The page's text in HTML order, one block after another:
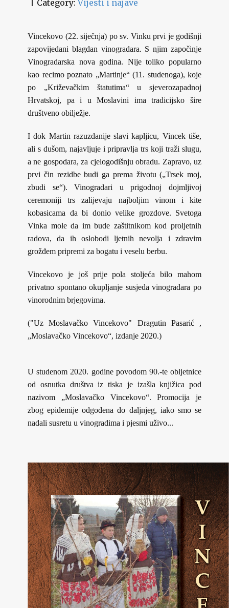
Category: Vijesti i najave
Vincekovo (22. siječnja) po sv. Vinku prvi je godišnji
zapovijedani blagdan vinogradara. S njim započinje
Vinogradarska nova godina. Nije toliko popularno
kao recimo poznato „Martinje“ (11. studenoga), koje
po „Križevačkim štatutima“ u sjeverozapadnoj
Hrvatskoj, pa i u Moslavini ima tradicijsko šire
društveno obilježje.
I dok Martin razuzdanije slavi kapljicu, Vincek tiše,
ali s dušom, najavljuje i pripravlja trs koji traži slugu,
a ne gospodara, za cjelogodišnju obradu. Zapravo, uz
prvi čin rezidbe budi ga prema životu („Trsek moj,
zbudi se“). Vinogradari u prigodnoj dojmljivoj
ceremoniji trs zalijevaju najboljim vinom i kite
kobasicama da bi donio velike grozdove. Svetoga
Vinka mole da im bude zaštitnikom kod proljetnih
radova, da ih oslobodi ljetnih nevolja i zdravim
grožđem pripremi za bogatu i veselu berbu.
Vincekovo je još prije pola stoljeća bilo mahom
privatno spontano okupljanje susjeda vinogradara po
vinorodnim brjegovima.
("Uz Moslavačko Vincekovo" Dragutin Pasarić ,
„Moslavačko Vincekovo“, izdanje 2020.)
U studenom 2020. godine povodom 90.-te obljetnice
od osnutka društva iz tiska je izašla knjižica pod
nazivom „Moslavačko Vincekovo“. Promocija je
zbog epidemije odgođena do daljnjeg, iako smo se
nadali susretu u vinogradima i pjesmi uživo...